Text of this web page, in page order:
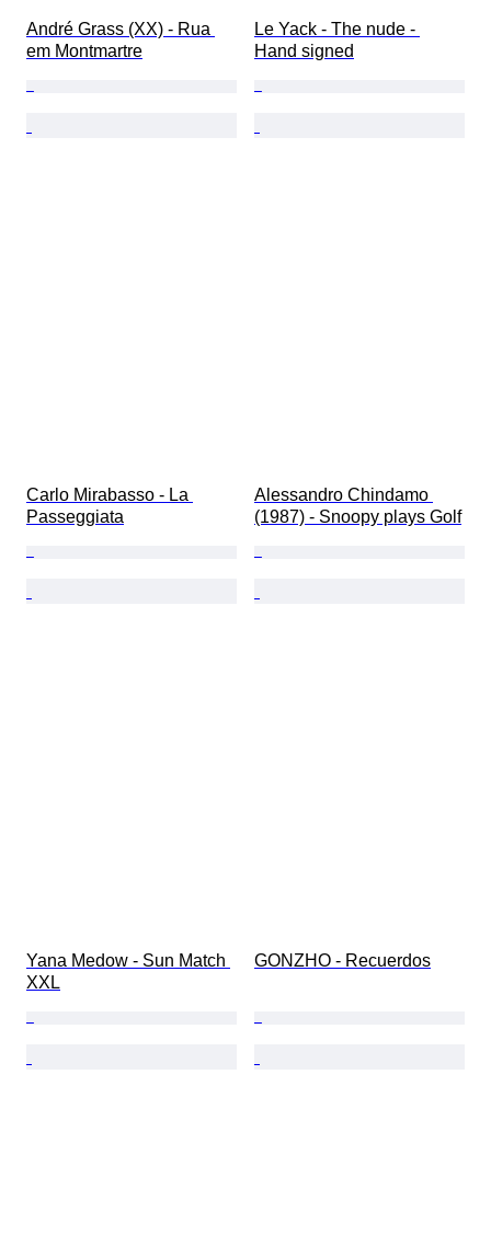
André Grass (XX) - Rua
em Montmartre
Le Yack - The nude -
Hand signed
Carlo Mirabasso - La
Passeggiata
Alessandro Chindamo
(1987) - Snoopy plays Golf
Yana Medow - Sun Match
XXL
GONZHO - Recuerdos